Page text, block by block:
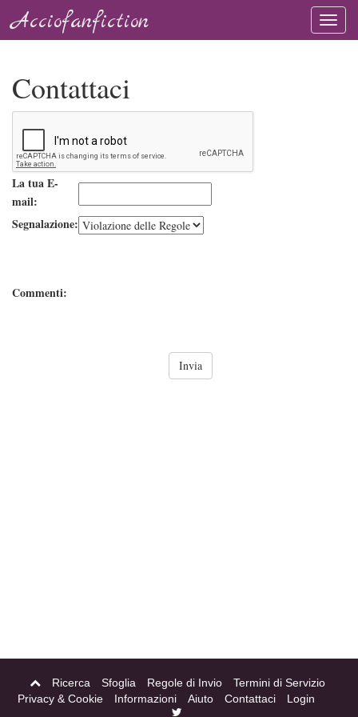
Acciofanfiction
Contattaci
La tua E-
mail:
Segnalazione:
Commenti:
Ricerca Sfoglia Regole di Invio
Termini di Servizio
Privacy & Cookie
Informazioni Aiuto Contattaci Login